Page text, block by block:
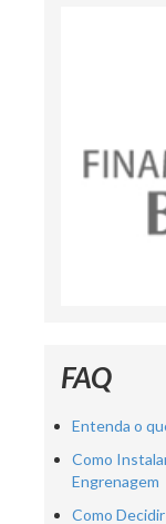
FAQ
Entenda o
Como
Engrenagem
Como